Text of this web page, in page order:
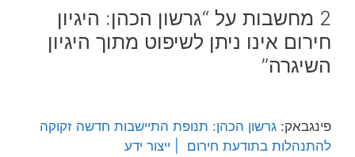
2 מחשבות על “גרשון הכהן: היגיון
חירום אינו ניתן לשיפוט מתוך היגיון
השיגרה”
פינגבאק: גרשון הכהן: תנופת התיישבות חדשה זקוקה
להתנהלות בתודעת חירום | ייצור ידע